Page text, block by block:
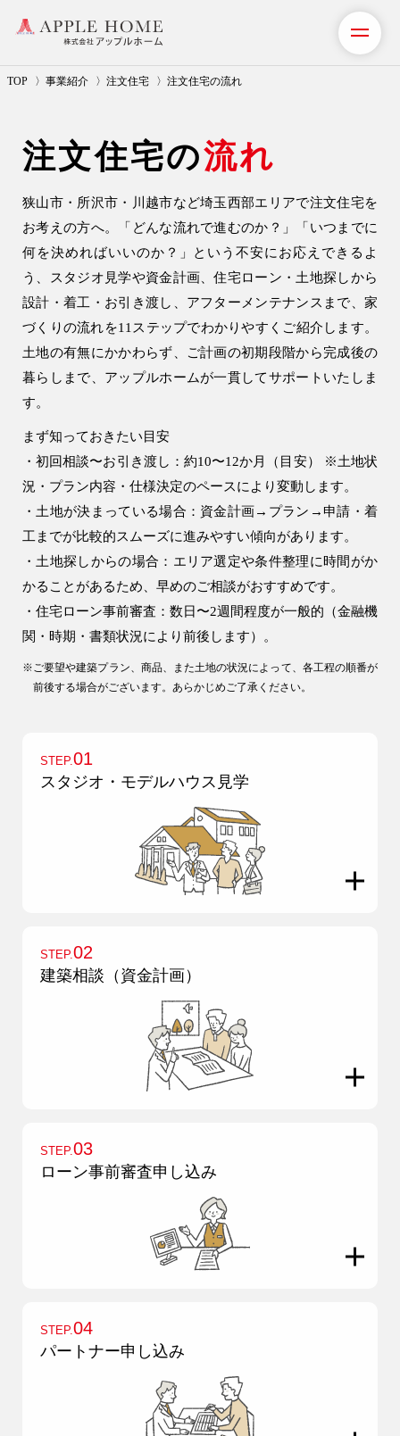
TOP 事業紹介 注文住宅 注文住宅の流れ
注文住宅の流れ
狭山市・所沢市・川越市など埼玉西部エリアで注文住宅を
お考えの方へ。「どんな流れで進むのか？」「いつまでに
何を決めればいいのか？」という不安にお応えできるよ
う、スタジオ見学や資金計画、住宅ローン・土地探しから
設計・着工・お引き渡し、アフターメンテナンスまで、家
づくりの流れを11ステップでわかりやすくご紹介します。
土地の有無にかかわらず、ご計画の初期段階から完成後の
暮らしまで、アップルホームが一貫してサポートいたしま
す。
まず知っておきたい目安
・初回相談〜お引き渡し： 約10〜12か月（目安）
※土地状
況・プラン内容・仕様決定のペースにより変動します。
・土地が決まっている場合：資金計画→プラン→申請・着
工までが比較的スムーズに進みやすい傾向があります。
・土地探しからの場合：エリア選定や条件整理に時間がか
かることがあるため、早めのご相談がおすすめです。
・住宅ローン事前審査： 数日〜2週間程度が一般的 （金融機
関・時期・書類状況により前後します）。
※ご要望や建築プラン、商品、また土地の状況によって、各工程の順番が
前後する場合がございます。あらかじめご了承ください。
STEP.01
スタジオ・モデルハウス見学
STEP. 02
建築相談（資金計画）
STEP. 03
ローン事前審査申し込み
STEP. 04
パートナー申し込み
事業紹介（注文住宅）
住宅事業
注文住宅
アフターメンテナンス
安心保証制度
建設事業
工場・倉庫・プレハブ建築
事業用建物
土地活用
リフォーム・リノベーション
リフォームプラン紹介
ショールーム・モデルハウス
会社情報
営業時間 9時〜18時
（定休／水曜日）
0120-70-1212
リフォーム
0120-37-7611
営業時間 9時〜17時（定休／水曜日）
04-2950-7171
04-2968-5522